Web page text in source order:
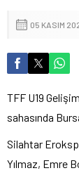
05 KASIM
TFF U19
sahasında
Silahtar
Yılmaz, Emre